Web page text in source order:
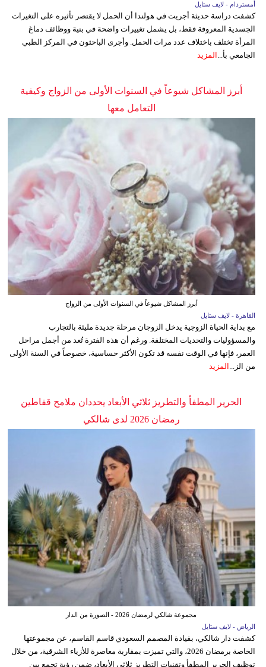
أمستردام - لايف ستايل
كشفت دراسة حديثة أجريت في هولندا أن الحمل لا يقتصر تأثيره على التغيرات
الجسدية المعروفة فقط، بل يشمل تغييرات واضحة في بنية ووظائف دماغ
المرأة تختلف باختلاف عدد مرات الحمل. وأجرى الباحثون في المركز الطبي
الجامعي بأ... المزيد
أبرز المشاكل شيوعاً في السنوات الأولى من الزواج وكيفية
التعامل معها
أبرز المشاكل شيوعاً في السنوات الأولى من الزواج
القاهرة - لايف ستايل
مع بداية الحياة الزوجية يدخل الزوجان مرحلة جديدة مليئة بالتجارب
والمسؤوليات والتحديات المختلفة. ورغم أن هذه الفترة تُعد من أجمل مراحل
العمر، فإنها في الوقت نفسه قد تكون الأكثر حساسية، خصوصاً في السنة الأولى
من الز...
المزيد
الحرير المطفأ والتطريز ثلاثي الأبعاد يحددان ملامح قفاطين
رمضان 2026 لدى شالكي
مجموعة شالكي لرمضان 2026 - الصورة من الدار
الرياض - لايف ستايل
كشفت دار شالكي، بقيادة المصمم السعودي قاسم القاسم، عن مجموعتها
الخاصة برمضان 2026، والتي تميزت بمقاربة معاصرة للأزياء الشرقية، من خلال
توظيف الحرير المطفأ وتقنيات التطريز ثلاثي الأبعاد، ضمن رؤية تجمع بين